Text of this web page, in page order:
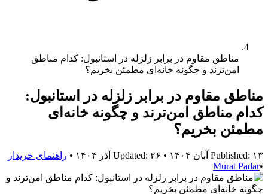
مناطق مقاوم در برابر زلزله در استانبول: کدام مناطق
امن‌ترند و چگونه خانه‌ای مطمئن بخریم؟
مناطق مقاوم در برابر زلزله در استانبول:
کدام مناطق امن‌ترند و چگونه خانه‌ای
مطمئن بخریم؟
Published: ۱۳ آبان ۱۴۰۴ • Updated: ۲۶ آذر ۱۴۰۴ • راهنمای خریدار
•
Murat Padar